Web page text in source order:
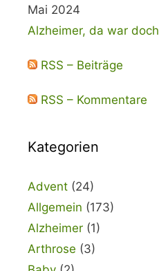
Mai 2024
Alzheimer, da war
RSS – Beiträge
RSS – Kommentare
Kategorien
Advent (24)
Allgemein (173)
Alzheimer (1)
Arthrose (3)